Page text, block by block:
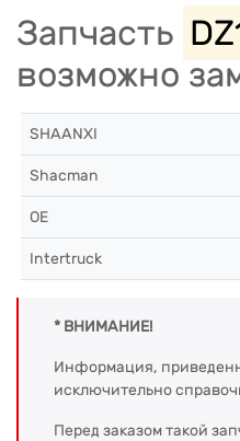
Запчасть
возможно
SHAANXI
Shacman
OE
Intertruck
* ВНИМАНИЕ!
Информация,
исключительно
Перед заказом такой